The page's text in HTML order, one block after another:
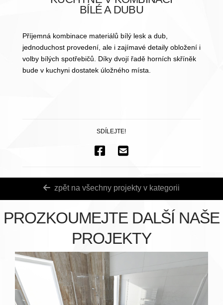
BÍLÉ A DUBU
Příjemná kombinace materiálů bílý lesk a dub,
jednoduchost provedení, ale i zajímavé detaily obložení i
volby bílých spotřebičů. Díky dvojí řadě horních skříněk
bude v kuchyni dostatek úložného místa.
SDÍLEJTE!
zpět na všechny projekty v kategorii
PROZKOUMEJTE DALŠÍ NAŠE
PROJEKTY